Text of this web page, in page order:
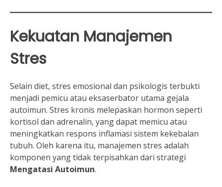
Kekuatan Manajemen
Stres
Selain diet, stres emosional dan psikologis terbukti
menjadi pemicu atau eksaserbator utama gejala
autoimun. Stres kronis melepaskan hormon seperti
kortisol dan adrenalin, yang dapat memicu atau
meningkatkan respons inflamasi sistem kekebalan
tubuh. Oleh karena itu, manajemen stres adalah
komponen yang tidak terpisahkan dari strategi
Mengatasi Autoimun.